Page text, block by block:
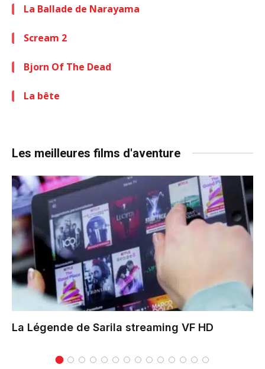
La Ballade de Narayama
Scream 2
Bjorn Of The Dead
La bête
Les meilleures films d'aventure
La Légende de Sarila streaming VF HD